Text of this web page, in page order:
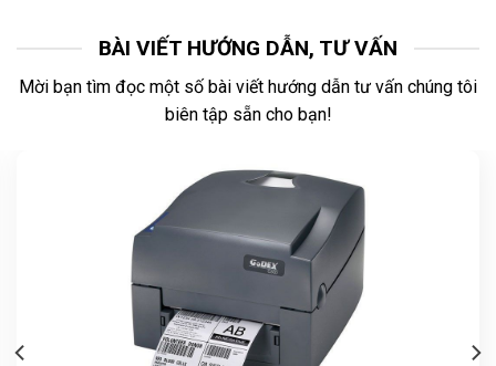
BÀI VIẾT HƯỚNG DẪN, TƯ VẤN
Mời bạn tìm đọc một số bài viết hướng dẫn tư vấn chúng tôi
biên tập sẵn cho bạn!